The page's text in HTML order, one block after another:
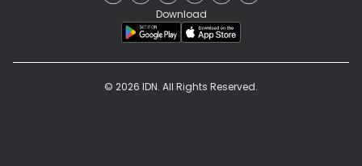
Download
© 2026 IDN. All Rights Reserved.